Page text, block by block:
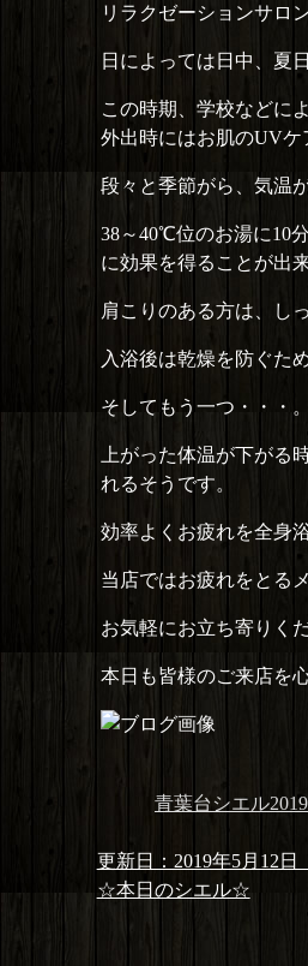
リラクゼーションサロ
日によっては日中、夏
この時期、学校などに
外出時にはお肌のUVケ
段々と季節がら、気温
38～40℃位のお湯に10
に効果を得ることが出
肩こりのある方は、し
入浴後は乾燥を防ぐた
そしてもう一つ・・・。
上がった体温が下がる
れるそうです。
効率よくお疲れを全身
当店ではお疲れをとる
お気軽にお立ち寄りくだ
本日も皆様のご来店を
投
者
青葉台シエル投
日:
投
稿
前
の
更新日：2019年5月12
次
☆本日のシエル☆